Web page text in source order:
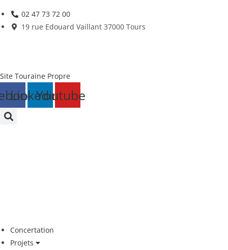
Skip
to
02 47 73 72 00
19 rue Edouard Vaillant 37000 Tours
Site Touraine Propre
LinkedinYoutube
Concertation
Projets